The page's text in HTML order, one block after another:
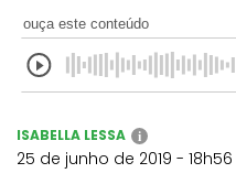
ouça este conteúdo
ISABELLA LESSA i
25 de junho de 2019 - 18h56